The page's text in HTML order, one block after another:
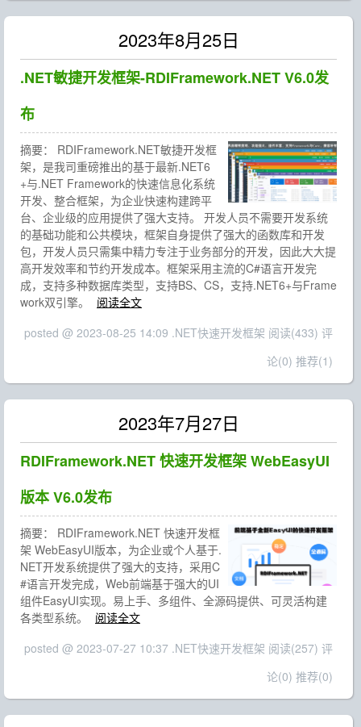
2023年8月25日
.NET敏捷开发框架-RDIFramework.NET V6.0发
布
摘要： RDIFramework.NET敏捷开发框
架，是我司重磅推出的基于最新.NET6
+与.NET Framework的快速信息化系统
开发、整合框架，为企业快速构建跨平
台、企业级的应用提供了强大支持。 开发人员不需要开发系统
的基础功能和公共模块，框架自身提供了强大的函数库和开发
包，开发人员只需集中精力专注于业务部分的开发，因此大大提
高开发效率和节约开发成本。框架采用主流的C#语言开发完
成，支持多种数据库类型，支持BS、CS，支持.NET6+与Frame
work双引擎。
阅读全文
posted @ 2023-08-25 14:09 .NET快速开发框架 阅读(433) 评
论(0) 推荐(1)
2023年7月27日
RDIFramework.NET 快速开发框架 WebEasyUI
版本 V6.0发布
摘要： RDIFramework.NET 快速开发框
架 WebEasyUI版本，为企业或个人基于.
NET开发系统提供了强大的支持，采用C
#语言开发完成，Web前端基于强大的UI
组件EasyUI实现。易上手、多组件、全源码提供、可灵活构建
各类型系统。
阅读全文
posted @ 2023-07-27 10:37 .NET快速开发框架 阅读(257) 评
论(0) 推荐(0)